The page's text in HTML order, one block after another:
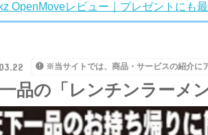
OpenMoveレビュー｜プレゼントにも
※当サイトでは、商品・サービスの紹介に
品の「レンチンラーメ